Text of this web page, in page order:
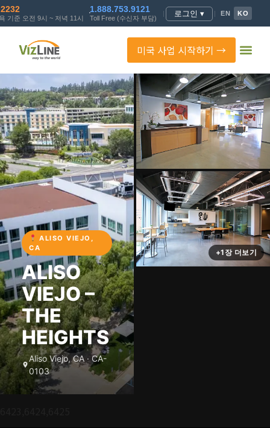
기준 오전 9시 ~ 저녁 11시
1.888.753.9121
Toll Free (수신자 부담)
| 로그인 ▾ | EN KO
미국 사업 시작하기 →
ALISO VIEJO,
CA
ALISO
VIEJO –
THE
HEIGHTS
Aliso Viejo, CA · CA-
0103
+1장 더보기